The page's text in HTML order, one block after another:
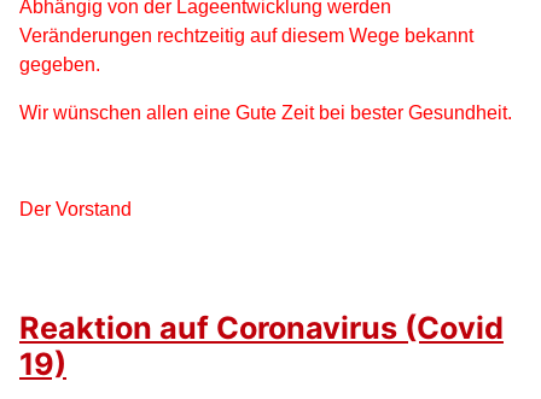
Abhängig von der Lageentwicklung werden
Veränderungen rechtzeitig auf diesem Wege bekannt
gegeben.
Wir wünschen allen eine Gute Zeit bei bester Gesundheit.
Der Vorstand
Reaktion auf Coronavirus (Covid
19)